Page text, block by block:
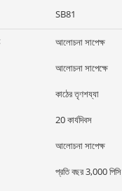
SB81
আলোচনা সাপেক্ষ
আলোচনা সাপেক্ষে
কাঠের তৃণশয্যা
20 কার্যদিবস
আলোচনা সাপেক্ষ
প্রতি বছর 3,000 পিসি